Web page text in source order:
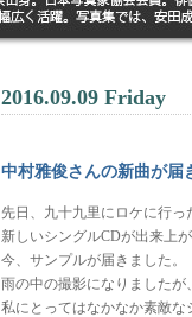
2016.09.09 Friday
中村雅俊さんの新曲が届
先日、九十九里にロケに行っ
新しいシングルCDが出来上が
今、サンプルが届きました。
雨の中の撮影になりましたが
私にとってはなかなか素敵な